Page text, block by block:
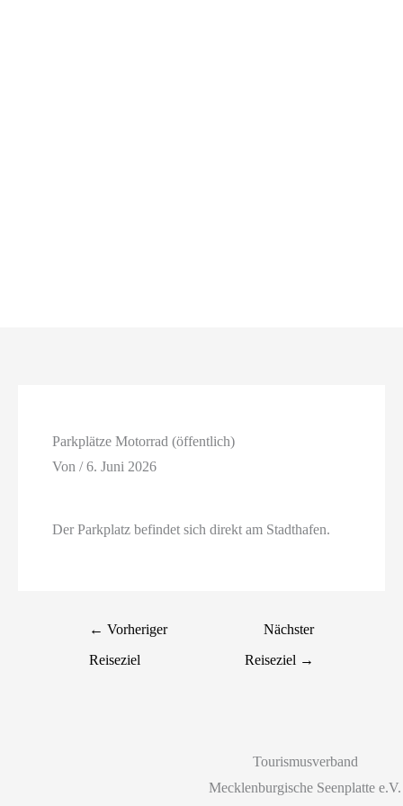
Parkplätze Motorrad (öffentlich)
Von/6. Juni 2026
Der Parkplatz befindet sich direkt am Stadthafen.
← Vorheriger
Reiseziel
Nächster
Reiseziel →
Tourismusverband
Mecklenburgische Seenplatte e.V.